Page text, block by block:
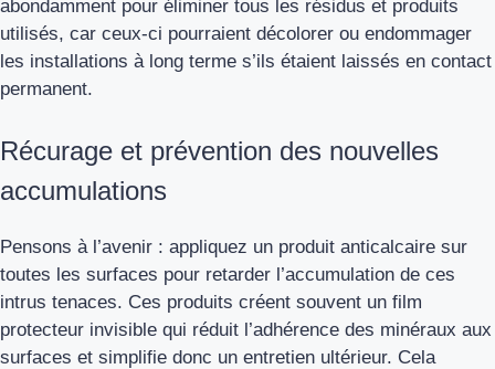
abondamment pour éliminer tous les résidus et produits
utilisés, car ceux-ci pourraient décolorer ou endommager
les installations à long terme s’ils étaient laissés en contact
permanent.
Récurage et prévention des nouvelles
accumulations
Pensons à l’avenir : appliquez un produit anticalcaire sur
toutes les surfaces pour retarder l’accumulation de ces
intrus tenaces. Ces produits créent souvent un film
protecteur invisible qui réduit l’adhérence des minéraux aux
surfaces et simplifie donc un entretien ultérieur. Cela